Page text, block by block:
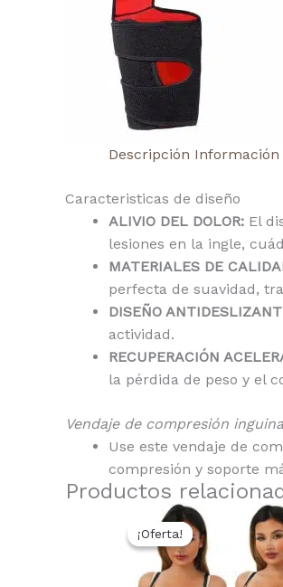
Descripción
Caracteristicas de diseño
ALIVIO DEL DOLOR: El
lesiones en la ingle,
MATERIALES DE
perfecta de suavidad,
DISEÑO
actividad.
RECUPERACIÓN
la pérdida de peso y el
Vendaje de compresión
Use este vendaje de
compresión y soporte
Productos
¡Oferta!
¡Oferta!
El
precio
original
era:
$15.50.$9.90.